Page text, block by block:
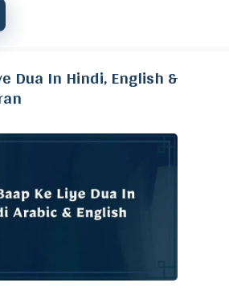
Dua In Hindi, English &